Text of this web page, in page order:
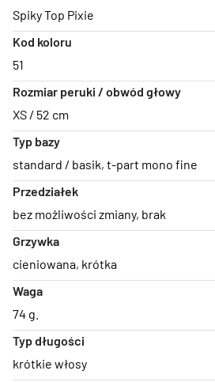
Spiky Top Pixie
Kod koloru
51
Rozmiar peruki / obwód głowy
XS / 52 cm
Typ bazy
standard / basik, t-part mono fine
Przedziałek
bez możliwości zmiany, brak
Grzywka
cieniowana, krótka
Waga
74 g.
Typ długości
krótkie włosy